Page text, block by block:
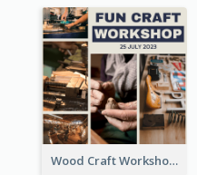
Wood Craft Workshop Photo Collage